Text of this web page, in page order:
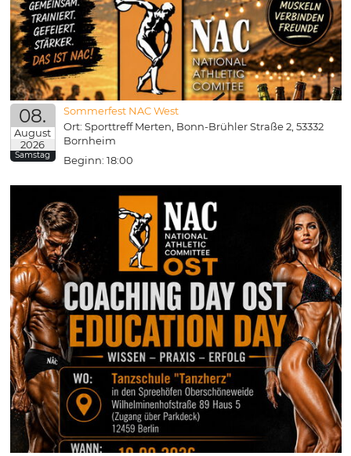
08.
August
2026
Samstag
Sommerfest NAC West
Ort: Sporttreff Merten, Bonn-Brühler Straße 2, 53332
Bornheim
Beginn: 18:00